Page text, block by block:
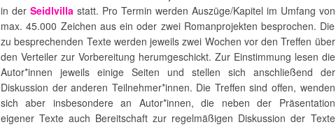
in der Seidlvilla statt. Pro Termin werden Auszüge/Kapitel im Umfang von
max. 45.000 Zeichen aus ein oder zwei Romanprojekten besprochen. Die
zu besprechenden Texte werden jeweils zwei Wochen vor den Treffen über
den Verteiler zur Vorbereitung herumgeschickt. Zur Einstimmung lesen die
Autor*innen jeweils einige Seiten und stellen sich anschließend der
Diskussion der anderen Teilnehmer*innen. Die Treffen sind offen, wenden
sich aber insbesondere an Autor*innen, die neben der Präsentation
eigener Texte auch Bereitschaft zur regelmäßigen Diskussion der Texte